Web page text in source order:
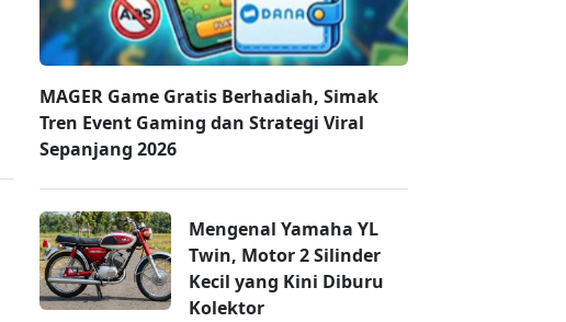
MAGER Game Gratis Berhadiah, Simak
Tren Event Gaming dan Strategi Viral
Sepanjang 2026
Mengenal Yamaha YL
Twin, Motor 2 Silinder
Kecil yang Kini Diburu
Kolektor